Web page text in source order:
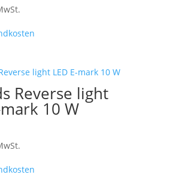
der
Reverse light
mark 10 W